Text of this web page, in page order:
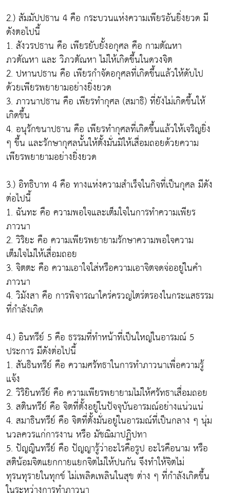
2.) สัมมัปปธาน 4 คือ กระบวนแห่งความเพียรอันยิ่งยวด มี
ดังตอไปนี้
1. สังวรปธาน คือ เพียรยับยั้งอกุศล คือ กามตัณหา
ภวตัณหา และ วิภวตัณหา ไม่ให้เกิดขึ้นในดวงจิต
2. ปหานปธาน คือ เพียรกำจัดอกุศลที่เกิดขึ้นแล้วให้ดับไป
ด้วยเพียรพยายามอย่างยิ่งยวด
3. ภาวนาปธาน คือ เพียรทำกุศล (สมาธิ) ที่ยังไม่เกิดขึ้นให้
เกิดขึ้น
4. อนุรักขนาปธาน คือ เพียรทำกุศลที่เกิดขึ้นแล้วให้เจริญยิ่ง
ๆ ขึ้น และรักษากุศลนั้นให้ตั้งมั่นมิให้เสื่อมถอยด้วยความ
เพียรพยายามอย่างยิ่งยวด
3.) อิทธิบาท 4 คือ ทางแห่งความสำเร็จในกิจที่เป็นกุศล มีดัง
ต่อไปนี้
1. ฉันทะ คือ ความพอใจและเต็มใจในการทำความเพียร
ภาวนา
2. วิริยะ คือ ความเพียรพยายามรักษาความพอใจความ
เต็มใจไม่ให้เสื่อมถอย
3. จิตตะ คือ ความเอาใจใส่หรือความเอาจิตจดจ่ออยู่ในคำ
ภาวนา
4. วิมังสา คือ การพิจารณาใคร่ครวญไตร่ตรองในกระแสธรรม
ที่กำลังเกิด
4.) อินทรีย์ 5 คือ ธรรมที่ทำหน้าที่เป็นใหญ่ในอารมณ์ 5
ประการ มีดังต่อไปนี้
1. สันธินทรีย์ คือ ความศรัทธาในการทำภาวนาเพื่อความรู้
แจ้ง
2. วิริยินทรีย์ คือ ความเพียรพยายามไม่ให้ศรัทธาเสื่อมถอย
3. สตินทรีย์ คือ จิตที่ตั้งอยู่ในปัจจุบันอารมณ์อย่างแน่วแน่
4. สมาธินทรีย์ คือ จิตที่ตั้งมั่นอยู่ในอารมณ์ที่เป็นกลาง ๆ นุ่ม
นวลควรแก่การงาน หรือ มัชฌิมาปฏิปทา
5. ปัญญินทรีย์ คือ ปัญญารู้ว่าอะไรคือรูป อะไรคือนาม หรือ
สติน้อมจิตแยกกายแยกจิตไม่ให้ปนกัน จึงทำให้จิตไม่
ทุรนทุรายในทุกข์ ไม่เพลิดเพลินในสุข ต่าง ๆ ที่กำลังเกิดขึ้น